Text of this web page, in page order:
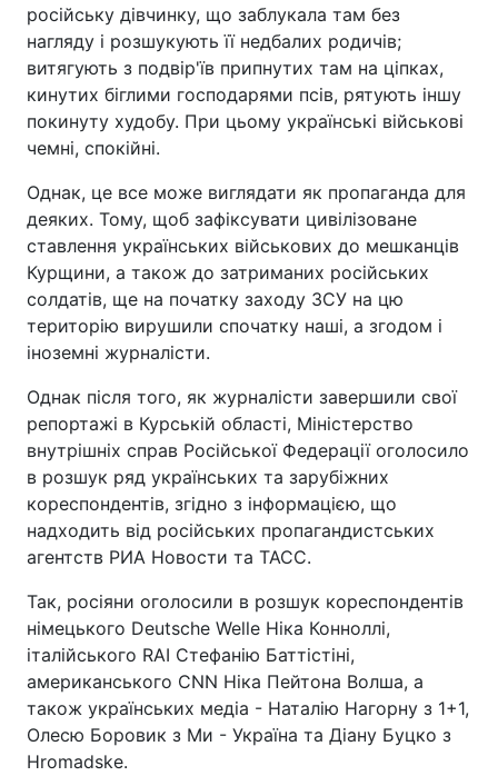
російську дівчинку, що заблукала там без
нагляду і розшукують її недбалих родичів;
витягують з подвір'їв припнутих там на ціпках,
кинутих біглими господарями псів, рятують іншу
покинуту худобу. При цьому українські військові
чемні, спокійні.
Однак, це все може виглядати як пропаганда для
деяких. Тому, щоб зафіксувати цивілізоване
ставлення українських військових до мешканців
Курщини, а також до затриманих російських
солдатів, ще на початку заходу ЗСУ на цю
територію вирушили спочатку наші, а згодом і
іноземні журналісти.
Однак після того, як журналісти завершили свої
репортажі в Курській області, Міністерство
внутрішніх справ Російської Федерації оголосило
в розшук ряд українських та зарубіжних
кореспондентів, згідно з інформацією, що
надходить від російських пропагандистських
агентств РИА Новости та ТАСС.
Так, росіяни оголосили в розшук кореспондентів
німецького Deutsche Welle Ніка Конноллі,
італійського RAI Стефанію Баттістіні,
американського CNN Ніка Пейтона Волша, а
також українських медіа - Наталію Нагорну з 1+1,
Олесю Боровик з Ми - Україна та Діану Буцко з
Hromadske.